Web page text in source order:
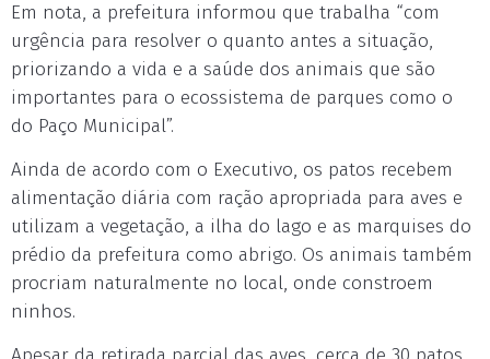
Em nota, a prefeitura informou que trabalha “com
urgência para resolver o quanto antes a situação,
priorizando a vida e a saúde dos animais que são
importantes para o ecossistema de parques como o
do Paço Municipal”.
Ainda de acordo com o Executivo, os patos recebem
alimentação diária com ração apropriada para aves e
utilizam a vegetação, a ilha do lago e as marquises do
prédio da prefeitura como abrigo. Os animais também
procriam naturalmente no local, onde constroem
ninhos.